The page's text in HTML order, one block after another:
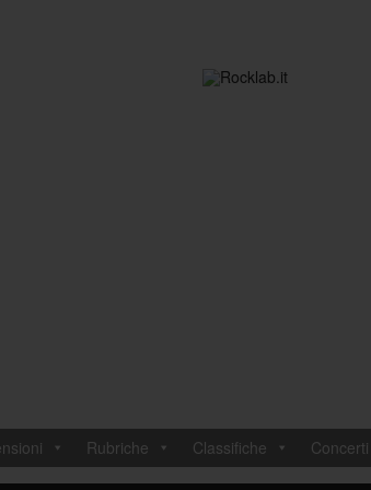
Rubriche Classifiche Concerti